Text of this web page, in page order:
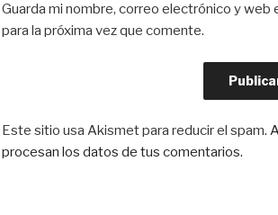
Guarda mi nombre, correo electrónico y web
para la próxima vez que comente.
Este sitio usa Akismet para reducir el spam.
procesan los datos de tus comentarios.